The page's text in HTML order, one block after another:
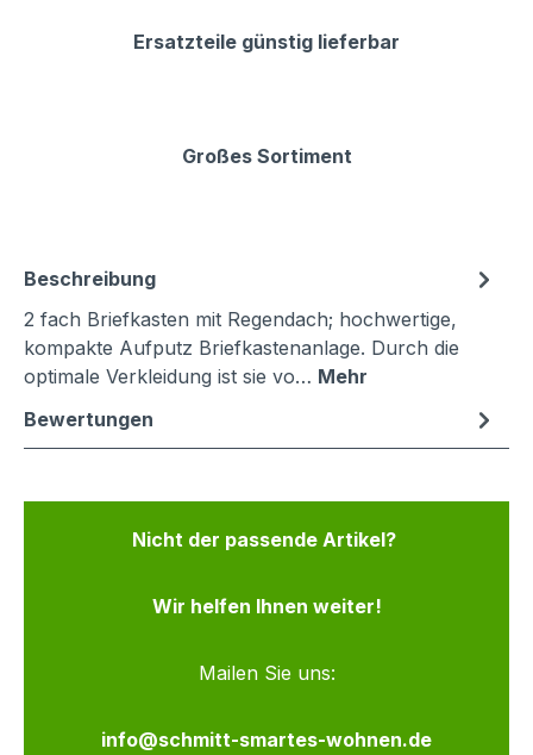
Ersatzteile günstig lieferbar
Großes Sortiment
Beschreibung
2 fach Briefkasten mit Regendach; hochwertige,
kompakte Aufputz Briefkastenanlage. Durch die
optimale Verkleidung ist sie vo… Mehr
Bewertungen
Nicht der passende Artikel?
Wir helfen Ihnen weiter!
Mailen Sie uns:
info@schmitt-smartes-wohnen.de